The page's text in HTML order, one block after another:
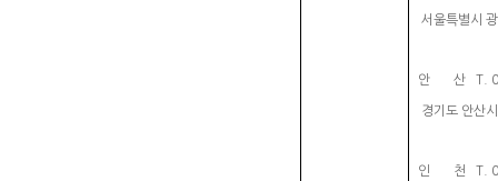
서울특별시
안 산 T.
경기도 안산
인 천 T.